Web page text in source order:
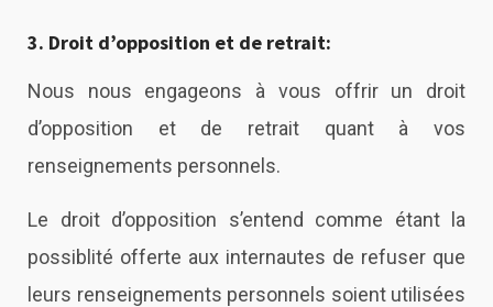
3. Droit d’opposition et de retrait:
Nous nous engageons à vous offrir un droit
d’opposition et de retrait quant à vos
renseignements personnels.
Le droit d’opposition s’entend comme étant la
possiblité offerte aux internautes de refuser que
leurs renseignements personnels soient utilisées